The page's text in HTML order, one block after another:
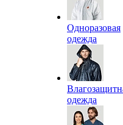
Одноразовая
одежда
одежда